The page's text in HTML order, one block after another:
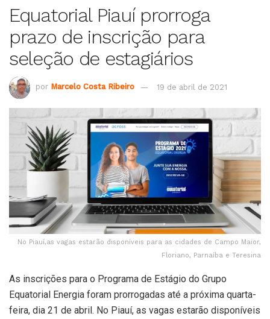
Equatorial Piauí prorroga
prazo de inscrição para
seleção de estagiários
por Marcelo Costa Ribeiro 19 de abril de 2021
No Piauí,as vagas estarão disponíveis para as cidades de Campo Maior,
Floriano, Parnaíba e Teresina
As inscrições para o Programa de Estágio do Grupo
Equatorial Energia foram prorrogadas até a próxima quarta-
feira, dia 21 de abril. No Piauí, as vagas estarão disponíveis